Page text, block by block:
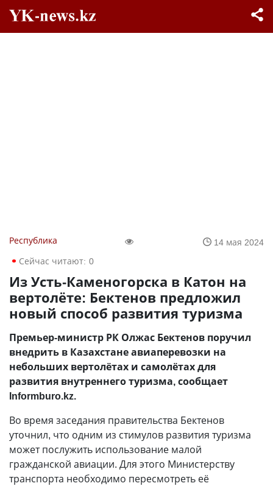
Республика
14 мая 2024
Сейчас читают: 0
Из Усть-Каменогорска в Катон на
вертолёте: Бектенов предложил
новый способ развития туризма
Премьер-министр РК Олжас Бектенов поручил
внедрить в Казахстане авиаперевозки на
небольших вертолётах и самолётах для
развития внутреннего туризма, сообщает
Informburo.kz.
Во время заседания правительства Бектенов
уточнил, что одним из стимулов развития туризма
может послужить использование малой
гражданской авиации. Для этого Министерству
транспорта необходимо пересмотреть её